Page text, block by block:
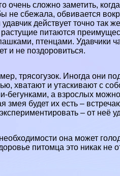
очень сложно заметить,
не сбежала, обвивается
действует точно так
питаются
птенцами. Удавчики
и не поздоровиться.
трясогузок. Иногда они
хватают и утаскивают с
а взрослых
змея будет их есть –
– от неё
она может
питомца это никак не